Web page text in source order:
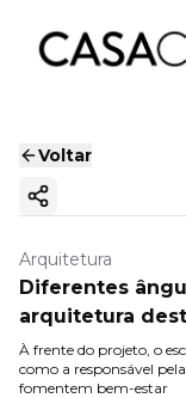
Voltar
Copiar link
Arquitetura
Diferentes
arquitetura
À frente do projeto, o
como a responsável
fomentem bem-estar